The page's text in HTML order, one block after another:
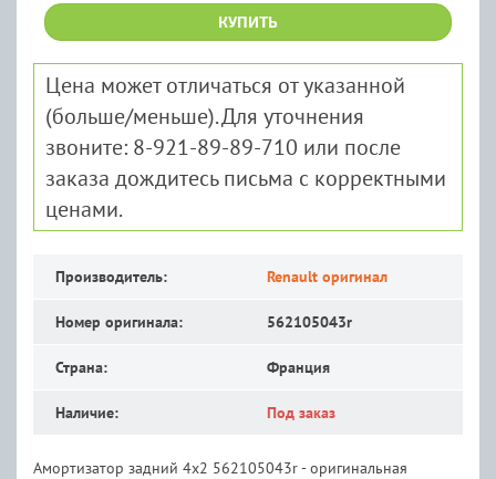
КУПИТЬ
Цена может отличаться от указанной
(больше/меньше). Для уточнения
звоните: 8-921-89-89-710 или после
заказа дождитесь письма с корректными
ценами.
Производитель: Renault оригинал
Номер оригинала: 562105043r
Страна: Франция
Наличие: Под заказ
Амортизатор задний 4х2 562105043r - оригинальная